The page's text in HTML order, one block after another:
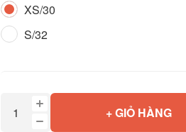
XS/30
S/32
+ GIỎ HÀNG